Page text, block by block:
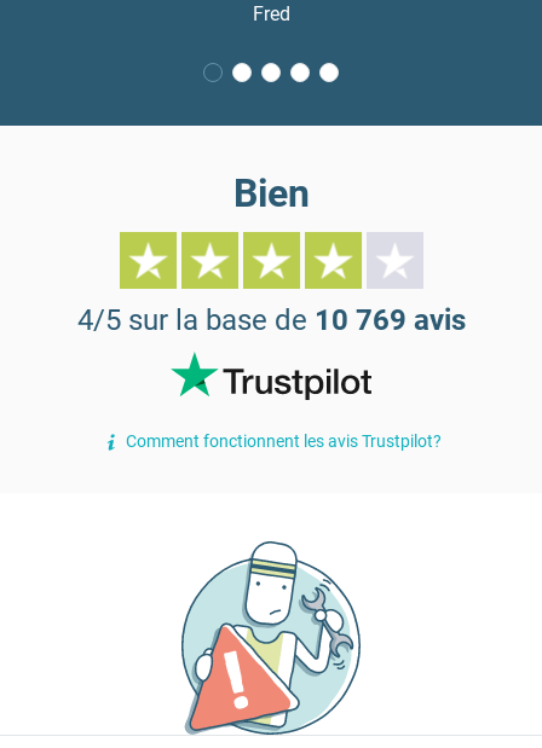
Fred
Bien
4/5 sur la base de 10 769 avis
Comment fonctionnent les avis Trustpilot?